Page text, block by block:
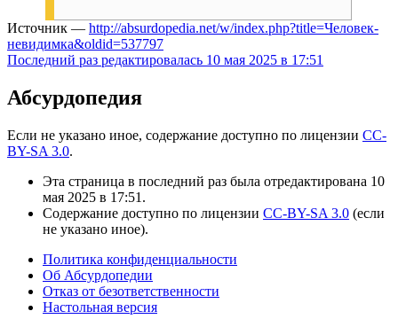
Источник — http://absurdopedia.net/w/index.php?title=Человек-
невидимка&oldid=537797
Последний раз редактировалась 10 мая 2025 в 17:51
Абсурдопедия
Если не указано иное, содержание доступно по лицензии CC-
BY-SA 3.0.
Эта страница в последний раз была отредактирована 10
мая 2025 в 17:51.
Содержание доступно по лицензии CC-BY-SA 3.0 (если
не указано иное).
Политика конфиденциальности
Об Абсурдопедии
Отказ от безответственности
Настольная версия